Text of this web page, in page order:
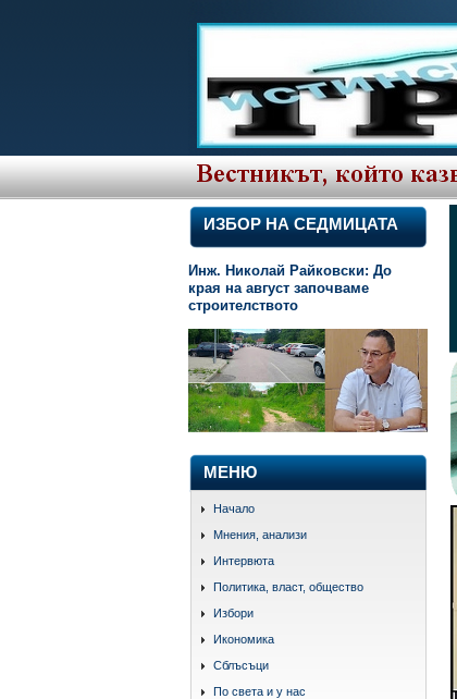
ИЗБОР НА СЕДМИЦАТА
Инж. Николай Райковски: До
края на август започваме
строителството
МЕНЮ
Начало
Мнения, анализи
Интервюта
Политика, власт, общество
Избори
Икономика
Сблъсъци
По света и у нас